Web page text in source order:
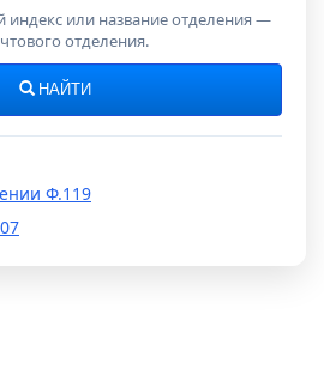
индекс или название отделения —
отделения.
НАЙТИ
Ф.119